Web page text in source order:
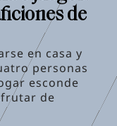
de
en casa y
personas
esconde
de